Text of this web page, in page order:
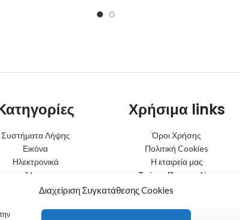
Διαχείριση Συγκατάθεσης Cookies
Συστήματα Λήψης
Εικόνα
Ηλεκτρονικά
Ήχος
Φωτισμός
Κινητή Τηλεφωνία
Χρήσιμα links
Όροι Χρήσης
Πολιτική Cookies
Η εταιρεία μας
Τρόποι Παραγγελίας
Τρόποι Αποστολής
Πολιτική Επιστροφών